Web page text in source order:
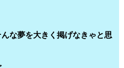
な夢を大きく掲げなきゃと思